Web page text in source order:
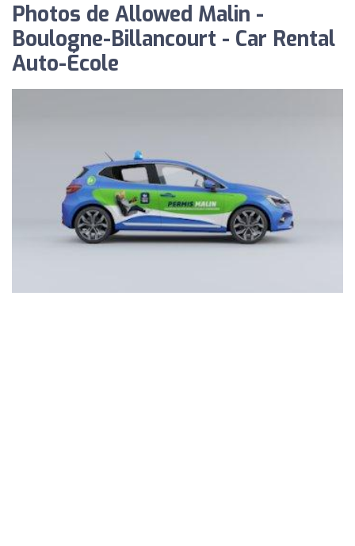
Photos de Allowed Malin -
Boulogne-Billancourt - Car Rental
Auto-École